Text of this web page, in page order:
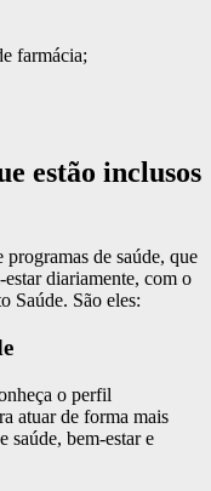
farmácia;
estão inclusos
de saúde, que
diariamente, com o
Saúde. São eles:
o perfil
atuar de forma mais
saúde, bem-estar e